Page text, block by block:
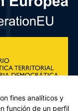
fines analíticos y
función de un perfil